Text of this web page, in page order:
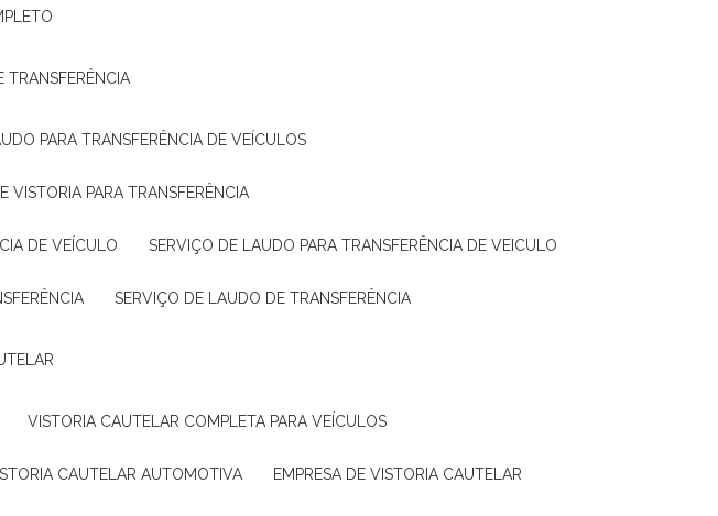
TRANSFERÊNCIA
PARA TRANSFERÊNCIA DE VEÍCULOS
VISTORIA PARA TRANSFERÊNCIA
DE VEÍCULO SERVIÇO DE LAUDO PARA TRANSFERÊNCIA DE VEICULO
SERVIÇO DE LAUDO DE TRANSFERÊNCIA
VISTORIA CAUTELAR COMPLETA PARA VEÍCULOS
CAUTELAR AUTOMOTIVA EMPRESA DE VISTORIA CAUTELAR